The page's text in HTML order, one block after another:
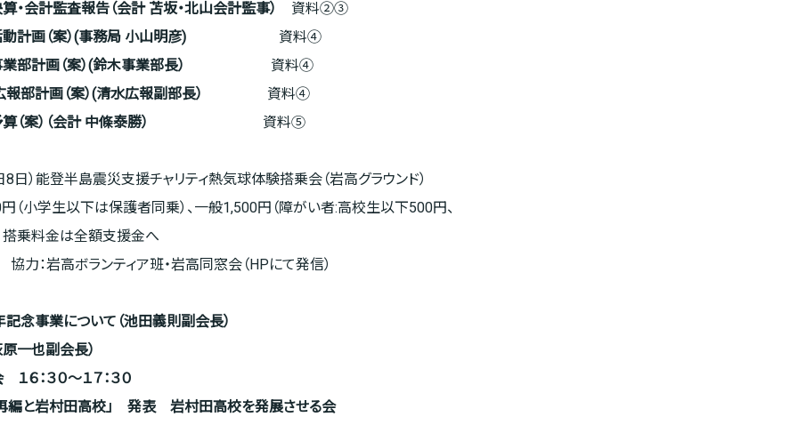
・会計監査報告（会計 苫坂・北山会計監事） 資料②③
計画 （案）(事務局 小山明彦)
資料④
事業部計画（案）(鈴木事業部長） 資料④
画（案）(清水広報副部長） 資料④
（案）（会計 中條泰勝） 資料⑤
日）能登半島震災支援チャリティ熱気球体験搭乗会（岩高グラウンド）
（小学生以下は保護者同乗）、一般1,500円（障がい者:高校生以下500円、
乗料金は全額支援金へ
：岩高ボランティア班・岩高同窓会（HPにて発信）
念事業について（池田義則副会長）
原一也副会長）
１６：３０～１７：３０
編と岩村田高校」 発表 岩村田高校を発展させる会